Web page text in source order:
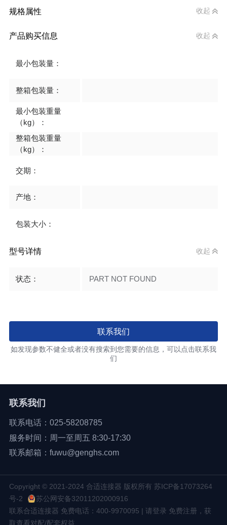
规格属性 收起
产品购买信息 收起
最小包装量：
整箱包装量：
最小包装重量
（kg）：
整箱包装重量
（kg）：
交期：
产地：
包装大小：
型号详情 收起
状态： PART NOT FOUND
联系我们
如发现参数不健全或者没有搜索到您需要的信息，可以点击联系我
们
联系我们
联系电话：025-58208785
服务时间：周一至周五 8:30-17:30
联系邮箱：fuwu@genghs.com
Copyright © 2021-2024 合适连接器 版权所有 苏ICP备17073264
号-2
苏公网安备32011202000916
联系合适连接器 免费电话：400-9970095 | 请登录 免费注册，获
取查看对配/配套权益